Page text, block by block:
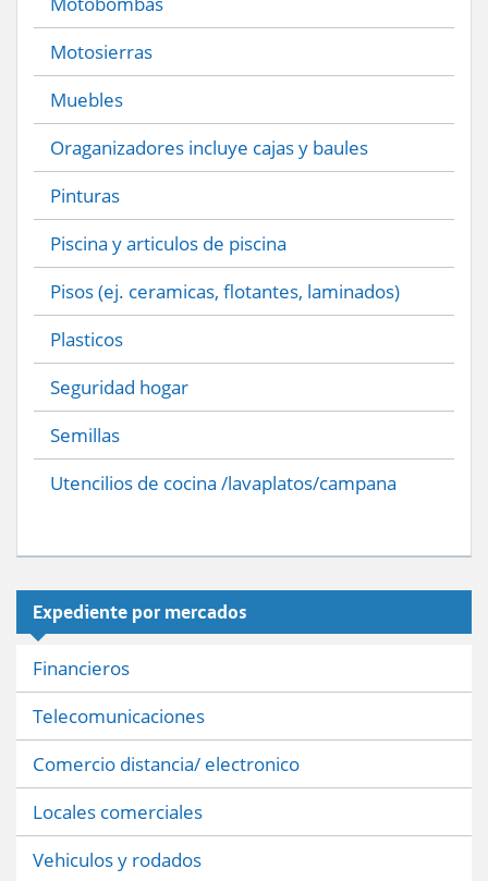
Motosierras
Muebles
Oraganizadores incluye cajas y baules
Pinturas
Piscina y articulos de piscina
Pisos (ej. ceramicas, flotantes, laminados)
Plasticos
Seguridad hogar
Semillas
Utencilios de cocina /lavaplatos/campana
Expediente por mercados
Financieros
Telecomunicaciones
Comercio distancia/ electronico
Locales comerciales
Vehiculos y rodados